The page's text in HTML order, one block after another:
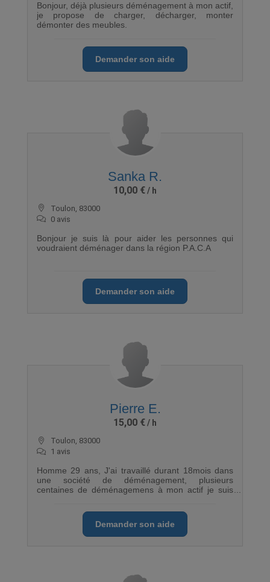
Bonjour, déjà plusieurs déménagement à mon actif,
je propose de charger, décharger, monter
démonter des meubles.
Demander son aide
Sanka R.
10,00 €
Toulon, 83000
0 avis
Bonjour je suis là pour aider les personnes qui
voudraient déménager dans la région P.A.C.A
Demander son aide
Pierre E.
15,00 €
Toulon, 83000
1 avis
Homme 29 ans, J'ai travaillé durant 18mois dans
une société de déménagement, plusieurs
centaines de déménagemens à mon actif je suis
réticence à porter des meubles lourd. Disponible le
soir et le week-end
Demander son aide